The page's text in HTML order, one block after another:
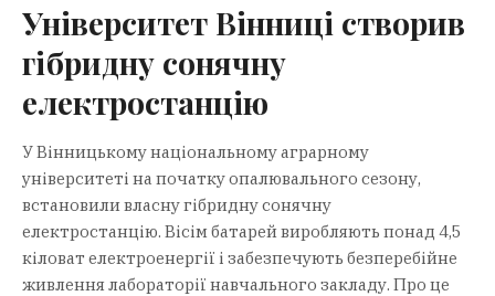
Університет Вінниці створив
гібридну сонячну
електростанцію
У Вінницькому національному аграрному
університеті на початку опалювального сезону,
встановили власну гібридну сонячну
електростанцію. Вісім батарей виробляють понад 4,5
кіловат електроенергії і забезпечують безперебійне
живлення лабораторії навчального закладу. Про це